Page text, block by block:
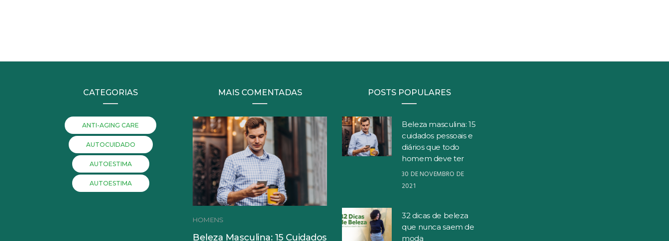
CATEGORIAS
ANTI-AGING CARE
AUTOCUIDADO
AUTOESTIMA
AUTOESTIMA
MAIS COMENTADAS
HOMENS
Beleza Masculina: 15 Cuidados
POSTS POPULARES
Beleza masculina: 15
cuidados pessoais e
diários que todo
homem deve ter
30 DE NOVEMBRO DE
2021
32 dicas de beleza
que nunca saem de
moda